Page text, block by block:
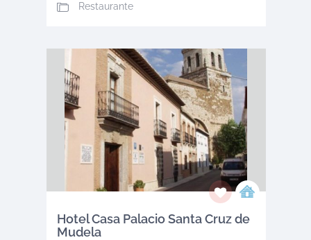
Restaurante
Hotel Casa Palacio Santa Cruz de
Mudela